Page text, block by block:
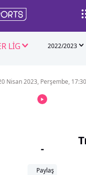
LİG 2022/2023
Nisan 2023, Perşembe, 17:30
-
Paylaş